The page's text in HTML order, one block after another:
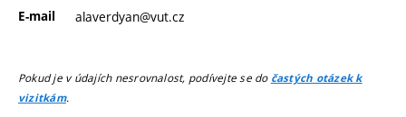
E-mail alaverdyan@vut.cz
Pokud je v údajích nesrovnalost, podívejte se do častých otázek k
vizitkám.